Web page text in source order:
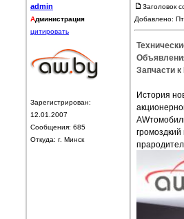
admin
Администрация
цитировать
Зарегистрирован:
12.01.2007
Сообщения: 685
Откуда: г. Минск
Заголовок
Добавлено:
Запчасти
История